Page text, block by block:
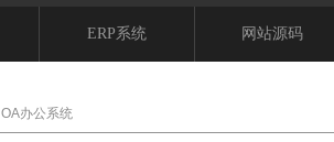
ERP系统 网站源码
OA办公系统